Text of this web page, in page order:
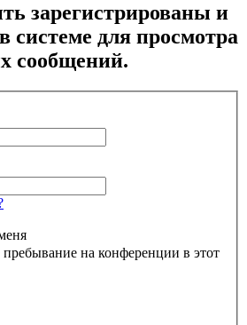
зарегистрированы и
системе для просмотра
сообщений.
на конференции в этот